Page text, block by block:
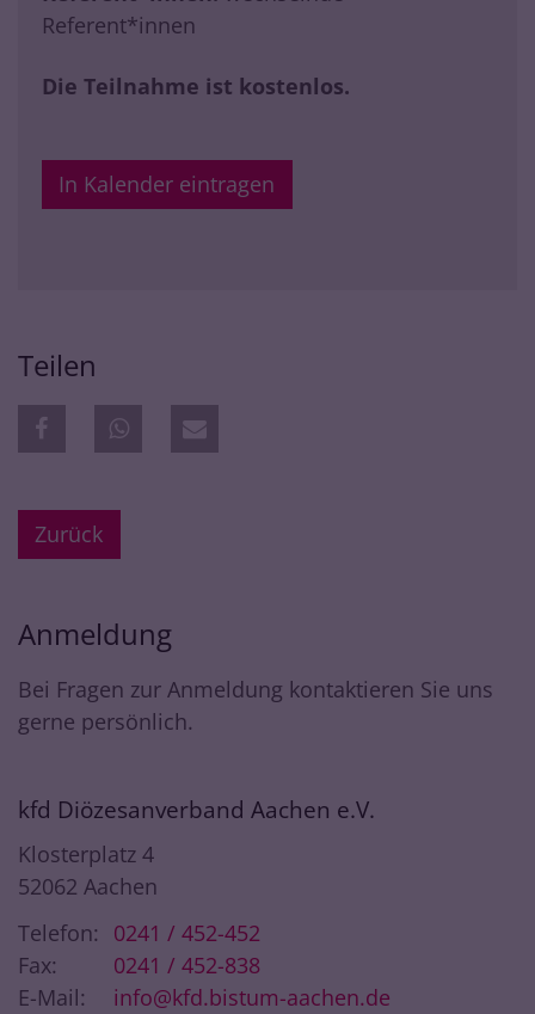
Referent*innen
Die Teilnahme ist kostenlos.
In Kalender eintragen
Teilen
Zurück
Anmeldung
Bei Fragen zur Anmeldung kontaktieren Sie uns
gerne persönlich.
kfd Diözesanverband Aachen e.V.
Klosterplatz 4
52062 Aachen
Telefon:
0241 / 452-452
Fax:
0241 / 452-838
E-Mail:
info@kfd.bistum-aachen.de